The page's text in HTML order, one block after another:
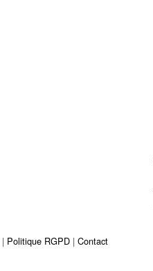
Politique RGPD Contact